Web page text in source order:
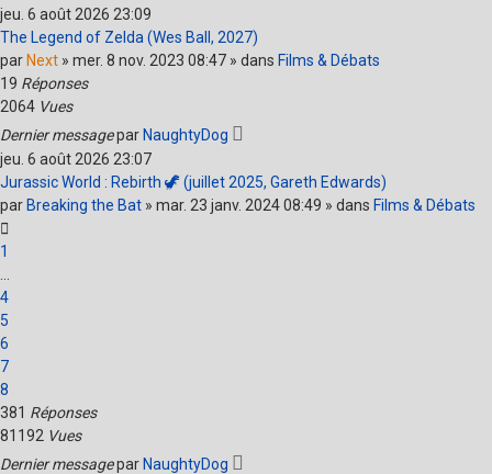
jeu. 6 août 2026 23:09
The Legend of Zelda (Wes Ball, 2027)
par Next » mer. 8 nov. 2023 08:47 » dans Films & Débats
19 Réponses
2064 Vues
Dernier messagepar NaughtyDog
jeu. 6 août 2026 23:07
Jurassic World : Rebirth 🦖 (juillet 2025, Gareth Edwards)
par Breaking the Bat » mar. 23 janv. 2024 08:49 » dans Films & Débats
1
4
5
6
7
8
381 Réponses
81192 Vues
Dernier messagepar NaughtyDog